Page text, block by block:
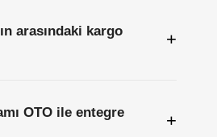
arasındaki kargo
+
OTO ile entegre
+